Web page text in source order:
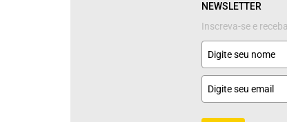
NEWSLETTER
Inscreva-se e